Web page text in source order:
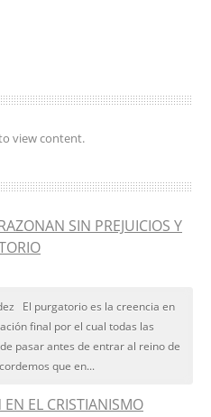
view content.
SIN PREJUICIOS Y
El purgatorio es la creencia en
final por el cual todas las
pasar antes de entrar al reino de
que en...
EL CRISTIANISMO